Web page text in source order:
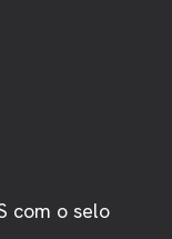
com o selo